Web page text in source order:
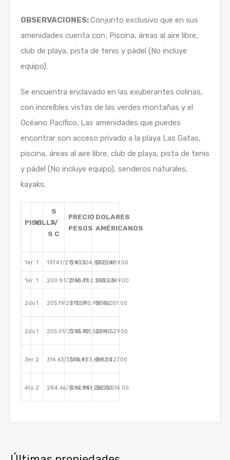
OBSERVACIONES:Conjunto exclusivo que en sus
amenidades cuenta con; Piscina, áreas al aire libre,
club de playa, pista de tenis y pádel (No incluye
equipo).
Se encuentra enclavado en las exuberantes colinas,
con increíbles vistas de las verdes montañas y el
Océano Pacífico. Las amenidades que puedes
encontrar son acceso privado a la playa Las Gatas,
piscina, áreas al aire libre, club de playa, pista de tenis
y pádel (No incluye equipo), senderos naturales,
kayaks.
PISOVILLA
S
T/
S C
PRECIO
PESOS
DOLARES
AMÉRICANOS
1er 1 197.41/2124.13$ 10,304,802.00
$572,489.00
1er 1 200.81/2160.71$ 10,482,282.00
$582,349.00
2do1 205.19/2215.59$ 10,710,918.00$595,051.00
2do1 205.01/2205.90$ 10,701,522.00$594,529.00
3er 2 314.63/3385.41$ 16,423,686.00
$912,427.00
4to 2 284.66/3062.94$ 14,859,252.00$825,514.00